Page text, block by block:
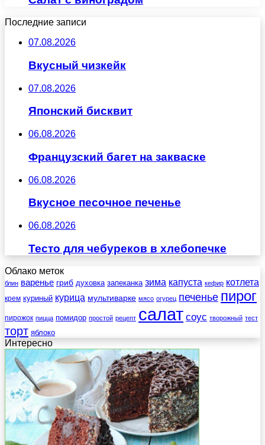
Последние записи
07.08.2026
Вкусный чизкейк
07.08.2026
Японский бисквит
06.08.2026
Французский багет на закваске
06.08.2026
Вкусное песочное печенье
06.08.2026
Тесто для чебуреков в хлебопечке
Облако меток
блин варенье гриб духовка запеканка зима капуста кефир котлета
крем куриный курица мультиварке мясо огурец печенье пирог
пирожок пицца помидор простой рецепт салат соус творожный тест
торт яблоко
Интересно